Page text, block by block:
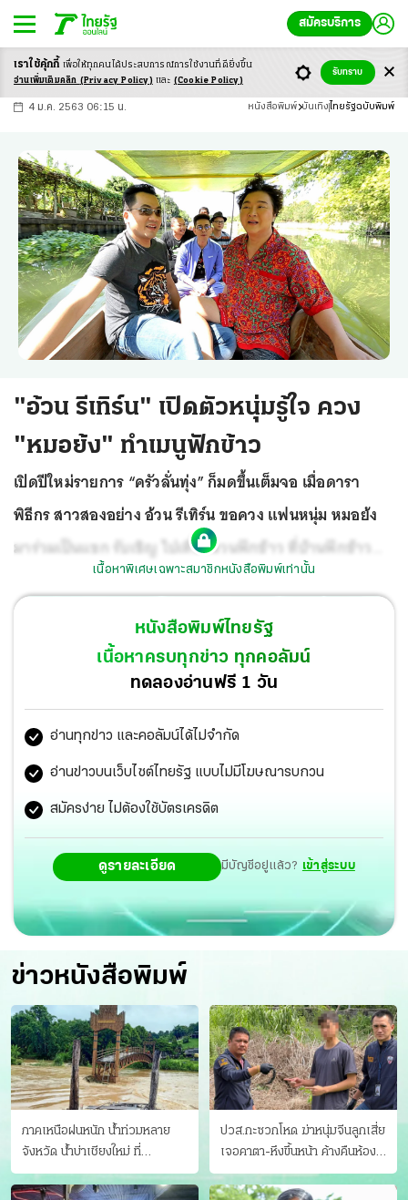
สมัครบริการ
-ก ก ก+
4 ม.ค. 2563 06:15 น. หนังสือพิมพ์ บันเทิง ไทยรัฐฉบับพิมพ์
"อ้วน รีเทิร์น" เปิดตัวหนุ่มรู้ใจ ควง
"หมอย้ง" ทำเมนูฟักข้าว
เปิดปีใหม่รายการ “ครัวลั่นทุ่ง” ก็มดขึ้นเต็มจอ เมื่อดารา
พิธีกร สาวสองอย่าง อ้วน รีเทิร์น ขอควง แฟนหนุ่ม หมอย้ง
มาร่วมเป็นแขก รับเชิญ ไปเที่ยวสวนฟักข้าว ที่บ้านฟักข้าว
อ.พุทธมณฑล จ.นครปฐม ซึ่งทำเอาพิธีกรหลัก เอ ไชยา ถึง
กับแซวกันสนุกทั้งรายการ มีแต่เรื่องชวนหัวเราะ
เนื้อหาพิเศษเฉพาะสมาชิกหนังสือพิมพ์เท่านั้น
หนังสือพิมพ์ไทยรัฐ
เนื้อหาครบทุกข่าว ทุกคอลัมน์
ทดลองอ่านฟรี 1 วัน
อ่านทุกข่าว และคอลัมน์ได้ไม่จำกัด
อ่านข่าวบนเว็บไซต์ไทยรัฐ แบบไม่มีโฆษณารบกวน
สมัครง่าย ไม่ต้องใช้บัตรเครดิต
ดูรายละเอียด มีบัญชีอยู่แล้ว? เข้าสู่ระบบ
ข่าวหนังสือพิมพ์
ภาคเหนือฝนหนัก น้ำท่วมหลาย
จังหวัด นํ้าบ่าเชียงใหม่ ที่
แม่ฮ่องสอน ซัดสะพานขาด
ปวส.กะซวกโหด ฆ่าหนุ่มจีนลูกเสี่ย
เจอคาตา-หึงขึ้นหน้า ค้างคืนห้อง
แฟนสาว
เราใช้คุ้กกี้ เพื่อให้ทุกคนได้ประสบการณ์การใช้งานที่ดียิ่งขึ้น
อ่านเพิ่มเติมคลิก (Privacy Policy) และ (Cookie Policy)
รับทราบ